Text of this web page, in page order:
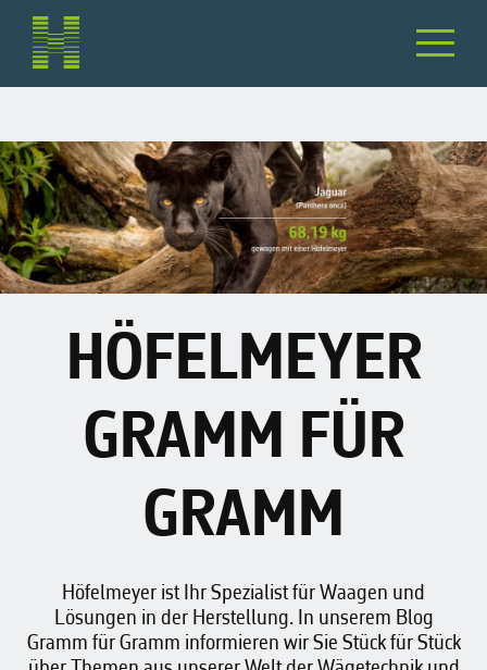
HÖFELMEYER
GRAMM FÜR
GRAMM
Höfelmeyer ist Ihr Spezialist für Waagen und
Lösungen in der Herstellung. In unserem Blog
Gramm für Gramm informieren wir Sie Stück für Stück